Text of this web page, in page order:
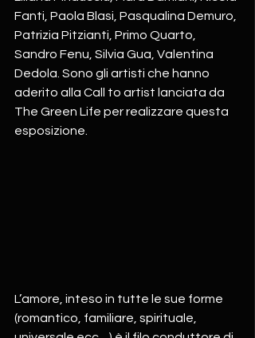
Fanti, Paola Blasi, Pasqualina Demuro,
Patrizia Pitzianti, Primo Quarto,
Sandro Fenu, Silvia Gua, Valentina
Dedola. Sono gli artisti che hanno
aderito alla Call to artist lanciata da
The Green Life per realizzare questa
esposizione.
L’amore, inteso in tutte le sue forme
(romantico, familiare, spirituale,